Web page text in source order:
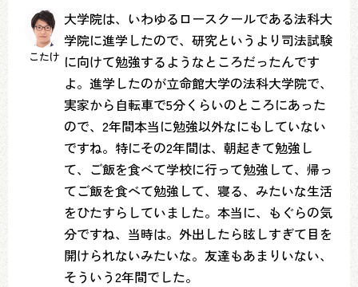
こたけ
大学院は、いわゆるロースクールである法科大
学院に進学したので、研究というより司法試験
に向けて勉強するようなところだったんです
よ。進学したのが立命館大学の法科大学院で、
実家から自転車で5分くらいのところにあった
ので、2年間本当に勉強以外なにもしていない
ですね。特にその2年間は、朝起きて勉強し
て、ご飯を食べて学校に行って勉強して、帰っ
てご飯を食べて勉強して、寝る、みたいな生活
をひたすらしていました。本当に、もぐらの気
分ですね、当時は。外出したら眩しすぎて目を
開けられないみたいな。友達もあまりいない、
そういう2年間でした。